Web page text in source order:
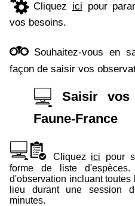
Cliquez ici pour
vos besoins.
Souhaitez-vous en
façon de saisir vos
Saisir vos
Faune-France
Cliquez ici pour
forme de liste d'espèces.
d'observation incluant
lieu durant une session
minutes.